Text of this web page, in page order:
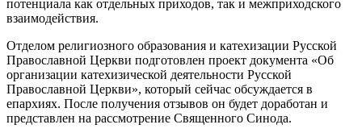
потенциала как отдельных приходов, так и межприходского
взаимодействия.
Отделом религиозного образования и катехизации Русской
Православной Церкви подготовлен проект документа «Об
организации катехизической деятельности Русской
Православной Церкви», который сейчас обсуждается в
епархиях. После получения отзывов он будет доработан и
представлен на рассмотрение Священного Синода.